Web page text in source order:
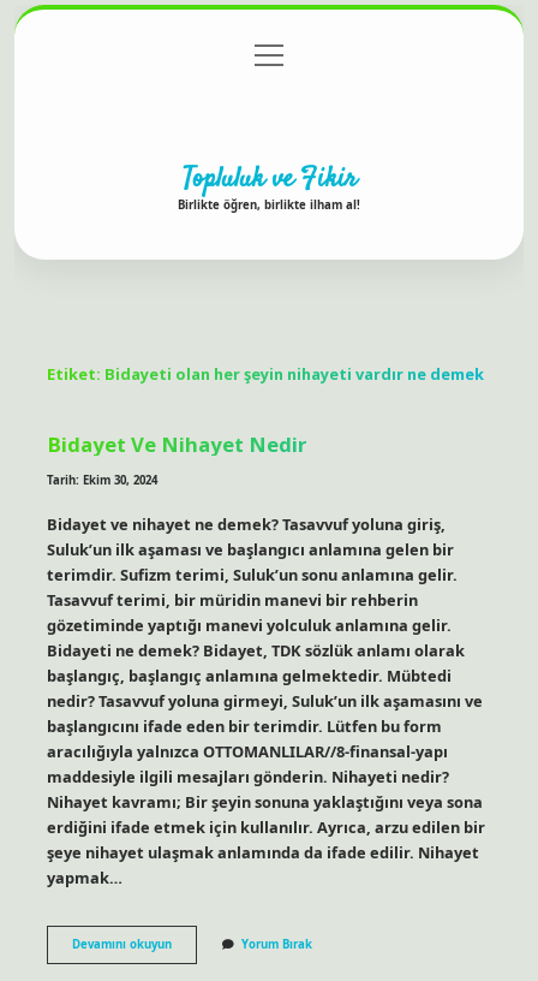
Gizlilik Politikası
menüyü
aç
Topluluk ve Fikir
Birlikte öğren, birlikte ilham al!
Etiket: Bidayeti olan her şeyin nihayeti vardır ne demek
Bidayet Ve Nihayet Nedir
Tarih: Ekim 30, 2024
Bidayet ve nihayet ne demek? Tasavvuf yoluna giriş,
Suluk’un ilk aşaması ve başlangıcı anlamına gelen bir
terimdir. Sufizm terimi, Suluk’un sonu anlamına gelir.
Tasavvuf terimi, bir müridin manevi bir rehberin
gözetiminde yaptığı manevi yolculuk anlamına gelir.
Bidayeti ne demek? Bidayet, TDK sözlük anlamı olarak
başlangıç, başlangıç ​​anlamına gelmektedir. Mübtedi
nedir? Tasavvuf yoluna girmeyi, Suluk’un ilk aşamasını ve
başlangıcını ifade eden bir terimdir. Lütfen bu form
aracılığıyla yalnızca OTTOMANLILAR//8-finansal-yapı
maddesiyle ilgili mesajları gönderin. Nihayeti nedir?
Nihayet kavramı; Bir şeyin sonuna yaklaştığını veya sona
erdiğini ifade etmek için kullanılır. Ayrıca, arzu edilen bir
şeye nihayet ulaşmak anlamında da ifade edilir. Nihayet
yapmak…
Devamını okuyunBidayet
Ve
Yorum Bırak